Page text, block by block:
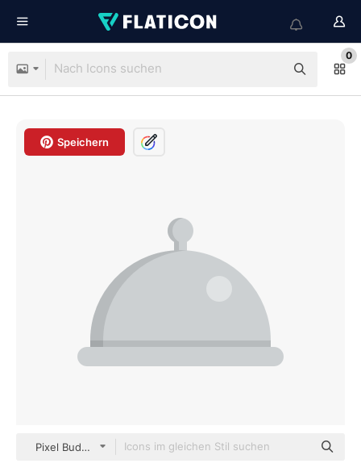
0
Speichern
Pixel Budha Flat